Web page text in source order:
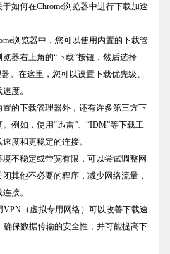
如何在Chrome浏览器中进行下载加速
浏览器中，您可以使用内置的下载管
器右上角的“下载”按钮，然后选择
。在这里，您可以设置下载优先级、
度。
的下载管理器外，还有许多第三方下
例如，使用“迅雷”、“IDM”等下载工
度和更稳定的连接。
不稳定或带宽有限，可以尝试调整网
其他不必要的程序，减少网络流量，
接。
（虚拟专用网络）可以改善下载速
保数据传输的安全性，并可能提高下